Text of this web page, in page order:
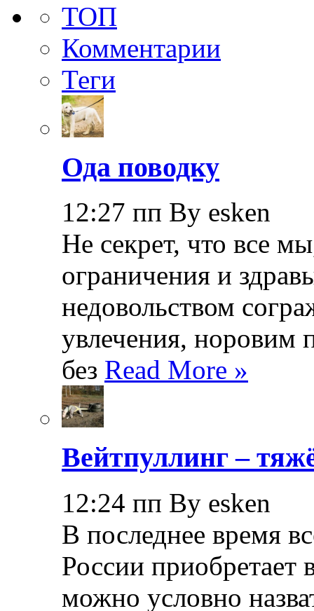
ТОП
Комментарии
Теги
Ода поводку
12:27 пп By esken
Не секрет, что все
ограничения и
недовольством
увлечения, норовим
без Read More »
Вейтпуллинг –
12:24 пп By esken
В последнее время
России приобретает
можно условно